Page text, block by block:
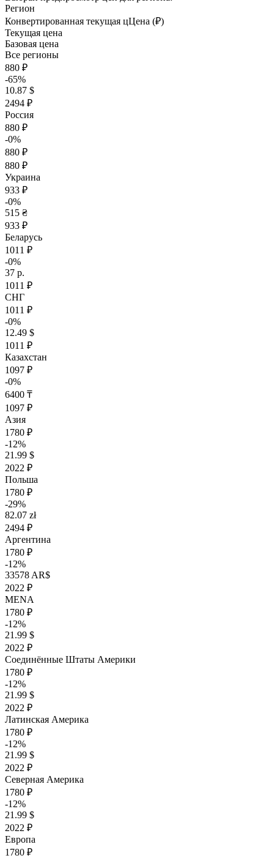
Регион
Конвертированная текущая цЦена (₽)
Текущая цена
Базовая цена
Все регионы
880 ₽
-65%
10.87 $
2494 ₽
Россия
880 ₽
-0%
880 ₽
880 ₽
Украина
933 ₽
-0%
515 ₴
933 ₽
Беларусь
1011 ₽
-0%
37 р.
1011 ₽
СНГ
1011 ₽
-0%
12.49 $
1011 ₽
Казахстан
1097 ₽
-0%
6400 ₸
1097 ₽
Азия
1780 ₽
-12%
21.99 $
2022 ₽
Польша
1780 ₽
-29%
82.07 zł
2494 ₽
Аргентина
1780 ₽
-12%
33578 AR$
2022 ₽
MENA
1780 ₽
-12%
21.99 $
2022 ₽
Соединённые Штаты Америки
1780 ₽
-12%
21.99 $
2022 ₽
Латинская Америка
1780 ₽
-12%
21.99 $
2022 ₽
Северная Америка
1780 ₽
-12%
21.99 $
2022 ₽
Европа
1780 ₽